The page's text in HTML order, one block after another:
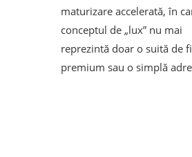
maturizare accelerată, în
conceptul de „lux” nu mai
reprezintă doar o suită de
premium sau o simplă